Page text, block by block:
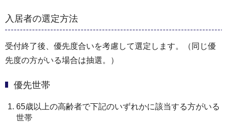
入居者の選定方法
受付終了後、優先度合いを考慮して選定します。（同じ優
先度の方がいる場合は抽選。）
優先世帯
65歳以上の高齢者で下記のいずれかに該当する方がいる
世帯